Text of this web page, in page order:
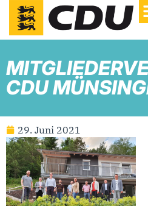
CDU
29. Juni 2021